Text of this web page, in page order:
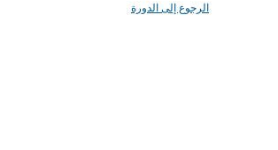
الرجوع إلى الدورة